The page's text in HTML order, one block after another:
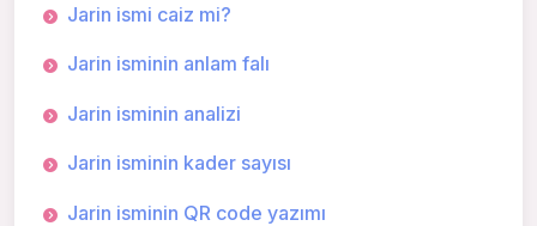
Jarin ismi caiz mi?
Jarin isminin anlam falı
Jarin isminin analizi
Jarin isminin kader sayısı
Jarin isminin QR code yazımı